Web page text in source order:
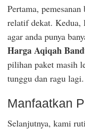
Pertama,
relatif dekat. Kedua,
agar anda punya
Harga Aqiqah
pilihan paket masih
tunggu dan ragu lagi.
Manfaatkan
Selanjutnya, kami